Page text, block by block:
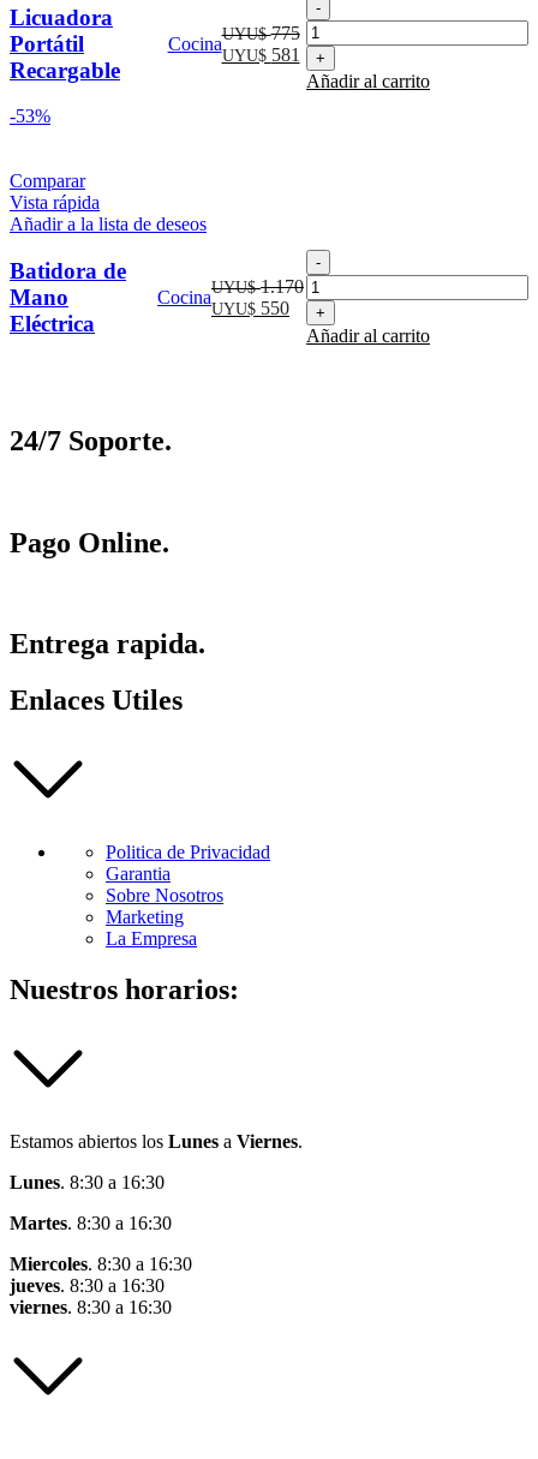
Licuadora
Portátil
Recargable
CocinaUYU$775El
precio
original
era:
UYU$ 581 El
precio
actual
Licuadora
Portátil
Recargable
cantidad
Añadir al carrito
-53%
Comparar
Vista rápida
Añadir a la lista de deseos
Batidora de
Mano
Eléctrica
CocinaUYU$1.170
El
UYU$ 550El
precio
actual
Batidora
de
Mano
Eléctrica
cantidad
Añadir al carrito
24/7 Soporte.
Pago Online.
Entrega rapida.
Enlaces Utiles
Politica de Privacidad
Garantia
Sobre Nosotros
Marketing
La Empresa
Nuestros horarios:
Estamos abiertos los Lunes a Viernes.
Lunes. 8:30 a 16:30
Martes. 8:30 a 16:30
Miercoles. 8:30 a 16:30
jueves. 8:30 a 16:30
viernes. 8:30 a 16:30